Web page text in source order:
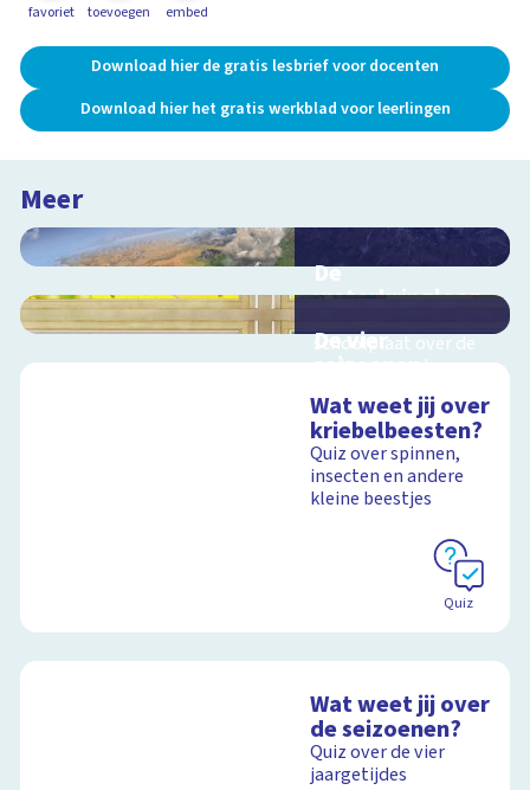
favoriet toevoegen embed
Download hier de gratis lesbrief voor docenten
Download hier het gratis werkblad voor leerlingen
Meer
De
waterkringloop
schoolplaat over de
cyclus van water op
Schoolplaat
De vier
seizoenen
schoolplaat over de
seizoenen
Wat weet jij over
kriebelbeesten?
Quiz over spinnen,
insecten en andere
kleine beestjes
Quiz
Wat weet jij over
de seizoenen?
Quiz over de vier
jaargetijdes